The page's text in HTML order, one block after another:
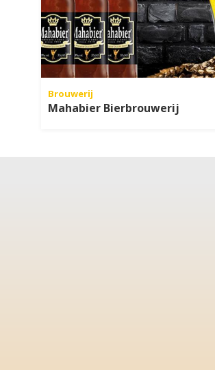
Brouwerij
Mahabier Bierbrouwerij